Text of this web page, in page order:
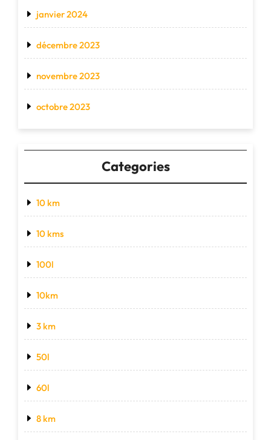
janvier 2024
décembre 2023
novembre 2023
octobre 2023
Categories
10 km
10 kms
100l
10km
3 km
50l
60l
8 km